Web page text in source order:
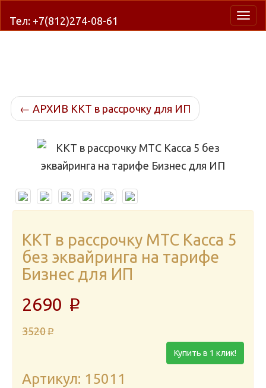
Тел: +7(812)274-08-61
← АРХИВ ККТ в рассрочку для ИП
ККТ в рассрочку МТС Касса 5
без эквайринга на тарифе
Бизнес для ИП
2690 p
3520p
Купить в 1 клик!
Артикул: 15011